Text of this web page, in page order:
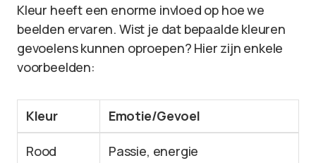
Kleur heeft een enorme invloed op hoe we
beelden ervaren. Wist je dat bepaalde kleuren
gevoelens kunnen oproepen? Hier zijn enkele
voorbeelden:
Kleur Emotie/Gevoel
Rood Passie, energie